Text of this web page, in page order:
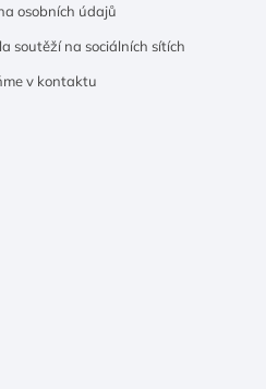
osobních údajů
soutěží na sociálních sítích
v kontaktu